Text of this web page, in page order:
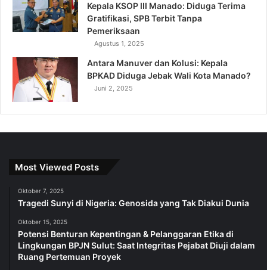
Kepala KSOP III Manado: Diduga Terima
Gratifikasi, SPB Terbit Tanpa
Pemeriksaan
Agustus 1, 2025
Antara Manuver dan Kolusi: Kepala
BPKAD Diduga Jebak Wali Kota Manado?
Juni 2, 2025
Most Viewed Posts
Oktober 7, 2025
Tragedi Sunyi di Nigeria: Genosida yang Tak Diakui Dunia
Oktober 15, 2025
Potensi Benturan Kepentingan & Pelanggaran Etika di
Lingkungan BPJN Sulut: Saat Integritas Pejabat Diuji dalam
Ruang Pertemuan Proyek